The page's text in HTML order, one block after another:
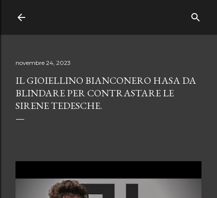
novembre 24, 2023
IL GIOIELLINO BIANCONERO HASA DA
BLINDARE PER CONTRASTARE LE
SIRENE TEDESCHE.